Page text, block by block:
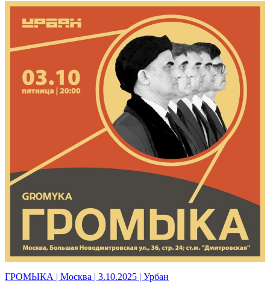
ГРОМЫКА | Москва | 3.10.2025 | Урбан